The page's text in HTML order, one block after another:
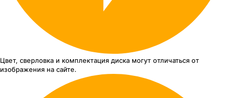
Цвет, сверловка и комплектация диска могут отличаться от
изображения на сайте.